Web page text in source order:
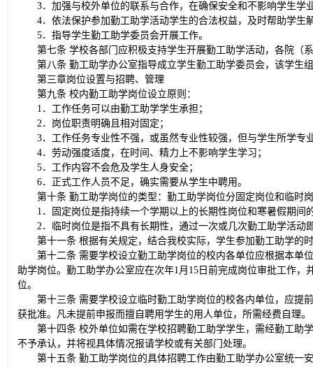
3．加强与校外单位的联系与合作，在确保安全和不影响学生学
4．依法保护参加勤工助学活动学生的合法权益，及时帮助学生
5．指导学生勤工助学委员会开展工作。
第七条 学校各部门应积极支持学生开展勤工助学活动，各院（
第八条 勤工助学办公室指导成立学生勤工助学委员会，该学生
第三章岗位设置与招聘、管理
第九条 校内勤工助学岗位设立原则：
1．工作任务可以由勤工助学学生承担；
2．岗位职责明确且相对固定；
3．工作任务专业性不强，或虽然专业性较强，但与学生所学专
4．劳动强度适度，在时间、精力上不影响学生学习；
5．工作内容不会危及学生人身安全；
6．正式工作人员不足，确实需要从学生中聘用。
第十条 勤工助学岗位的类型：勤工助学岗位分固定岗位和临时
1．固定岗位是指持续一个学期以上的长期性岗位和寒暑假期间
2．临时岗位是指不具有长期性，通过一次或几次勤工助学活动
第十一条 根据有关规定，结合我校实际，学生参加勤工助学的
第十二条 需要学校设立勤工助学岗位的校内各单位应根据本单
助学岗位。勤工助学办公室应在次年1月15日前完成岗位审批工作
位。
第十三条 需要学校设立临时勤工助学岗位的校各内单位，应提
获批准。凡未提前申报而擅自聘用学生的用人单位，所需经费自理。
第十四条 校外单位如需在学校招聘勤工助学学生，需经勤工助
不予承认，并将视具体情况报请学校或有关部门处理。
第十五条 勤工助学岗位的具体招聘工作由勤工助学办公室统一